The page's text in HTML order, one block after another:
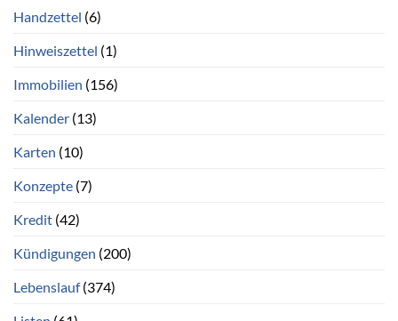
Handzettel (6)
Hinweiszettel (1)
Immobilien (156)
Kalender (13)
Karten (10)
Konzepte (7)
Kredit (42)
Kündigungen (200)
Lebenslauf(374)